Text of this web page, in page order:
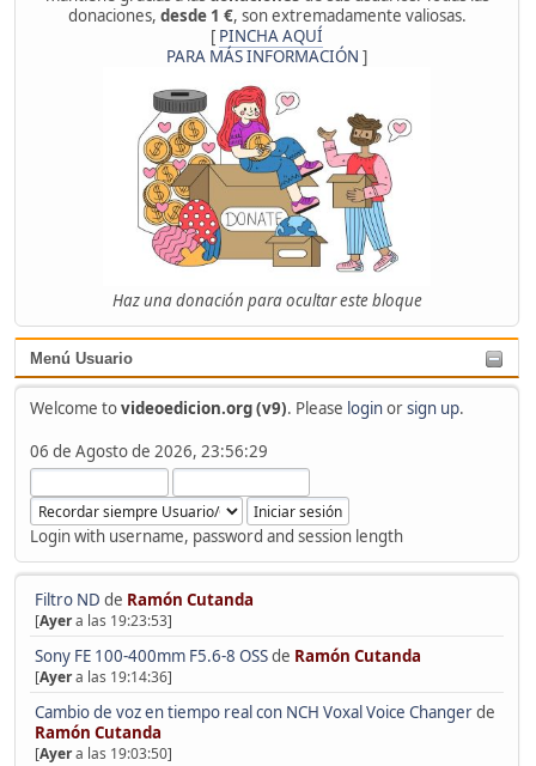
donaciones, desde 1 €, son extremadamente valiosas.
[ PINCHA AQUÍ
PARA MÁS INFORMACIÓN ]
Haz una donación para ocultar este bloque
Menú Usuario
Welcome tovideoedicion.org (v9). Please loginorsign up.
06 de Agosto de 2026, 23:56:29
Login with username, password and session length
Filtro ND de Ramón Cutanda
[Ayera las 19:23:53]
Sony FE 100-400mm F5.6-8 OSSde Ramón Cutanda
[Ayera las 19:14:36]
Cambio de voz en tiempo real con NCH Voxal Voice Changerde
Ramón Cutanda
[Ayera las 19:03:50]